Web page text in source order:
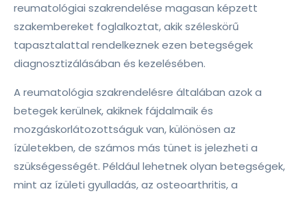
reumatológiai szakrendelése magasan képzett
szakembereket foglalkoztat, akik széleskörű
tapasztalattal rendelkeznek ezen betegségek
diagnosztizálásában és kezelésében.
A reumatológia szakrendelésre általában azok a
betegek kerülnek, akiknek fájdalmaik és
mozgáskorlátozottságuk van, különösen az
ízületekben, de számos más tünet is jelezheti a
szükségességét. Például lehetnek olyan betegségek,
mint az ízületi gyulladás, az osteoarthritis, a